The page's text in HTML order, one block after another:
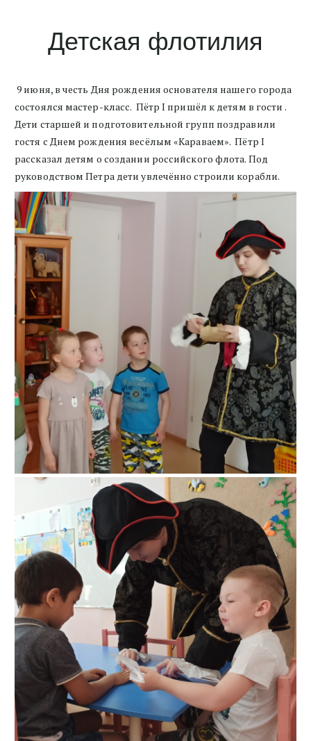
Детская флотилия
9 июня, в честь Дня рождения основателя нашего города
состоялся мастер-класс. Пётр I пришёл к детям в гости .
Дети старшей и подготовительной групп поздравили
гостя с Днем рождения весёлым «Караваем». Пётр I
рассказал детям о создании российского флота. Под
руководством Петра дети увлечённо строили корабли.